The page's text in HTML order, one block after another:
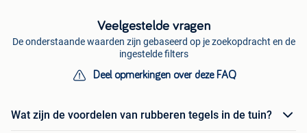
Veelgestelde vragen
De onderstaande waarden zijn gebaseerd op je zoekopdracht en de
ingestelde filters
Deel opmerkingen over deze FAQ
Wat zijn de voordelen van rubberen tegels in de tuin?